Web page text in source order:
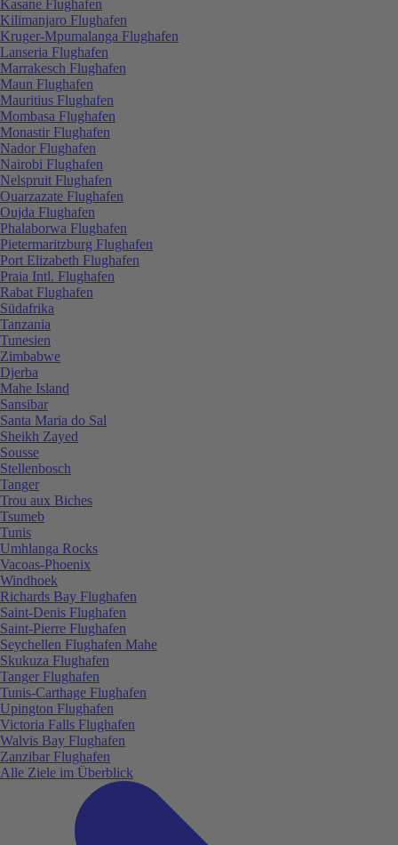
Kasane Flughafen
Kilimanjaro Flughafen
Kruger-Mpumalanga Flughafen
Lanseria Flughafen
Marrakesch Flughafen
Maun Flughafen
Mauritius Flughafen
Mombasa Flughafen
Monastir Flughafen
Nador Flughafen
Nairobi Flughafen
Nelspruit Flughafen
Ouarzazate Flughafen
Oujda Flughafen
Phalaborwa Flughafen
Pietermaritzburg Flughafen
Port Elizabeth Flughafen
Praia Intl. Flughafen
Rabat Flughafen
Südafrika
Tanzania
Tunesien
Zimbabwe
Djerba
Mahe Island
Sansibar
Santa Maria do Sal
Sheikh Zayed
Sousse
Stellenbosch
Tanger
Trou aux Biches
Tsumeb
Tunis
Umhlanga Rocks
Vacoas-Phoenix
Windhoek
Richards Bay Flughafen
Saint-Denis Flughafen
Saint-Pierre Flughafen
Seychellen Flughafen Mahe
Skukuza Flughafen
Tanger Flughafen
Tunis-Carthage Flughafen
Upington Flughafen
Victoria Falls Flughafen
Walvis Bay Flughafen
Zanzibar Flughafen
Alle Ziele im Überblick